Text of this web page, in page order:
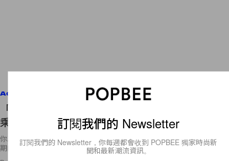
Accessories
「咖啡」和「波鞋」都扯能上關係？Nike 最新的聯
乘系列竟然是⋯⋯
你以為 Krispy Kreme 和 Nike 的聯乘鞋款已經夠玩味？在相隔只有一星
期的時間，Nike 再宣佈與 Starbucks
訂閱我們的 Newsletter
訂閱我們的 Newsletter，你每週都會收到 POPBEE 獨家時尚新
聞和最新潮流資訊。